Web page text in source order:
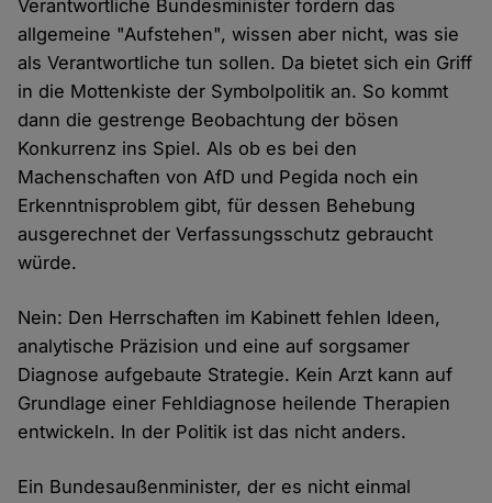
Verantwortliche Bundesminister fordern das
allgemeine "Aufstehen", wissen aber nicht, was sie
als Verantwortliche tun sollen. Da bietet sich ein Griff
in die Mottenkiste der Symbolpolitik an. So kommt
dann die gestrenge Beobachtung der bösen
Konkurrenz ins Spiel. Als ob es bei den
Machenschaften von AfD und Pegida noch ein
Erkenntnisproblem gibt, für dessen Behebung
ausgerechnet der Verfassungsschutz gebraucht
würde.
Nein: Den Herrschaften im Kabinett fehlen Ideen,
analytische Präzision und eine auf sorgsamer
Diagnose aufgebaute Strategie. Kein Arzt kann auf
Grundlage einer Fehldiagnose heilende Therapien
entwickeln. In der Politik ist das nicht anders.
Ein Bundesaußenminister, der es nicht einmal